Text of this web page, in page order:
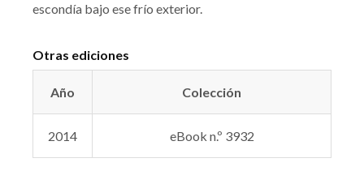
escondía bajo ese frío exterior.
Otras ediciones
Año Colección
2014 eBook n.º 3932